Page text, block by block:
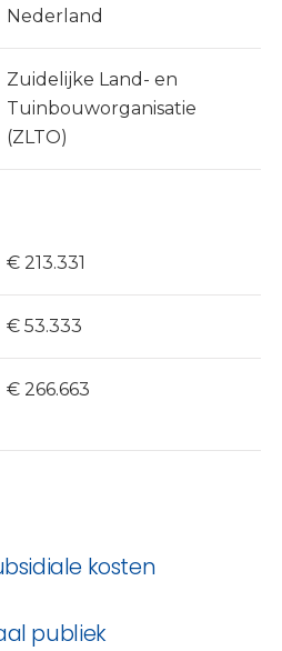
Nederland
Zuidelijke Land- en
Tuinbouworganisatie
(ZLTO)
€ 213.331
€ 53.333
€ 266.663
kosten
publiek